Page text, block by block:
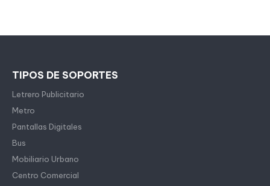
TIPOS DE SOPORTES
Letrero Publicitario
Metro
Pantallas Digitales
Bus
Mobiliario Urbano
Centro Comercial